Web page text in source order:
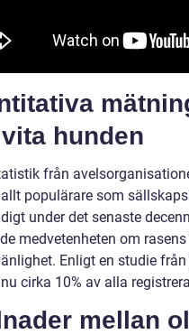
hunden
från
populärare som
under det senaste
medvetenheten om
Enligt en studie
cirka 10% av alla
mellan